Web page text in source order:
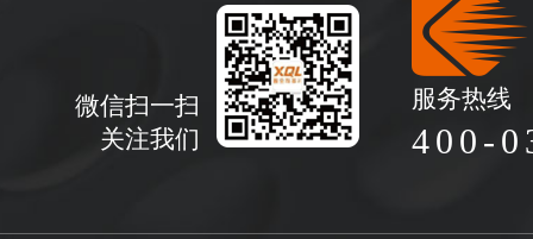
微信扫一扫
关注我们
服务热线
400-